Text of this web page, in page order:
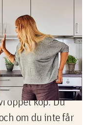
sälja din
När du köper
öppet köp. Du
om du inte får